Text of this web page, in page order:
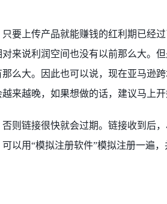
要上传产品就能赚钱的红利期已经
来说利润空间也没有以前那么大。
么大。因此也可以说，现在亚马逊
来越晚，如果想做的话，建议马上
则链接很快就会过期。 链接收到后
可以用“模拟注册软件”模拟注册一遍